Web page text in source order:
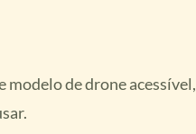
modelo de drone acessível,